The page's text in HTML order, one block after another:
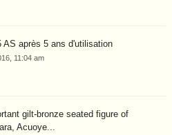
AS après 5 ans d'utilisation
11:04 am
gilt-bronze seated figure of
Acuoye...